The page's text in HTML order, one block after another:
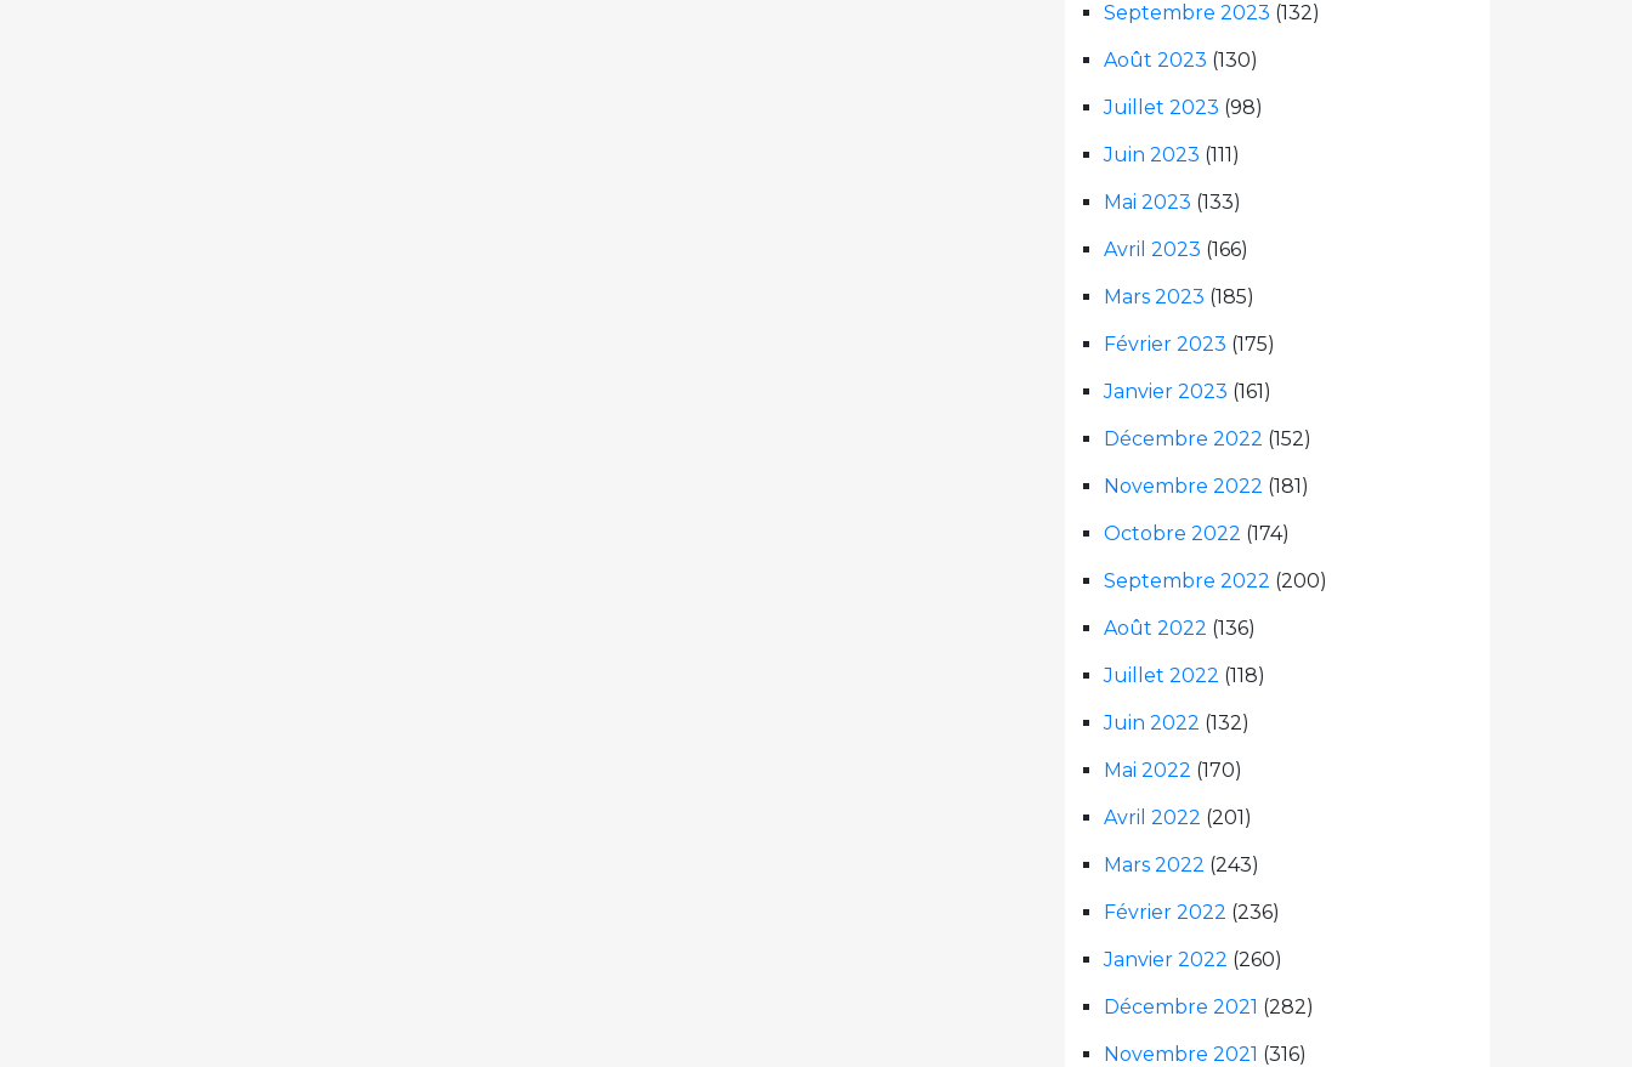
Septembre 2023 (132)
Août 2023 (130)
Juillet 2023 (98)
Juin 2023 (111)
Mai 2023 (133)
Avril 2023 (166)
Mars 2023 (185)
Février 2023 (175)
Janvier 2023 (161)
Décembre 2022 (152)
Novembre 2022 (181)
Octobre 2022 (174)
Septembre 2022 (200)
Août 2022 (136)
Juillet 2022 (118)
Juin 2022 (132)
Mai 2022 (170)
Avril 2022 (201)
Mars 2022 (243)
Février 2022 (236)
Janvier 2022 (260)
Décembre 2021 (282)
Novembre 2021 (316)